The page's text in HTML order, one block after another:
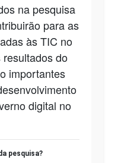
na pesquisa
para as
às TIC no
do
importantes
digital no
pesquisa?